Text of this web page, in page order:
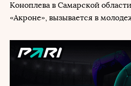
Коноплева в Самарской
«Акроне», вызывается в